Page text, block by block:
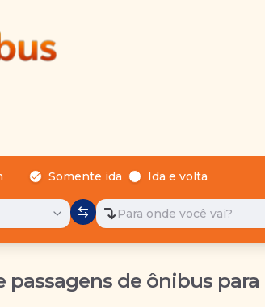
Somente ida Ida e volta
Para onde você vai?
passagens de ônibus para